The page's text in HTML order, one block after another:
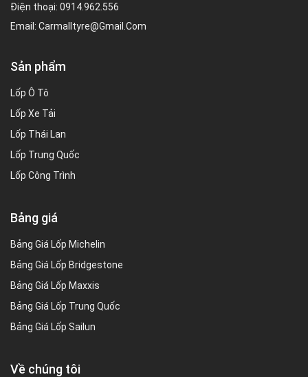
Điện thoại: 0914.962.556
Email: Carmalltyre@gmail.com
Sản phẩm
Lốp Ô Tô
Lốp Xe Tải
Lốp Thái Lan
Lốp Trung Quốc
Lốp Công Trình
Bảng giá
Bảng Giá Lốp Michelin
Bảng Giá Lốp Bridgestone
Bảng Giá Lốp Maxxis
Bảng Giá Lốp Trung Quốc
Bảng Giá Lốp Sailun
Về chúng tôi